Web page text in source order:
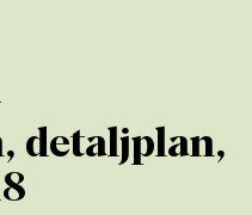
detaljplan,